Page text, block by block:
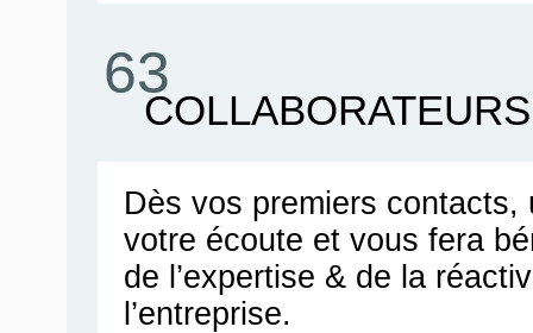
63
COLLABORATEURS
Dès vos premiers contacts,
votre écoute et vous fera
de l’expertise & de la
l’entreprise.